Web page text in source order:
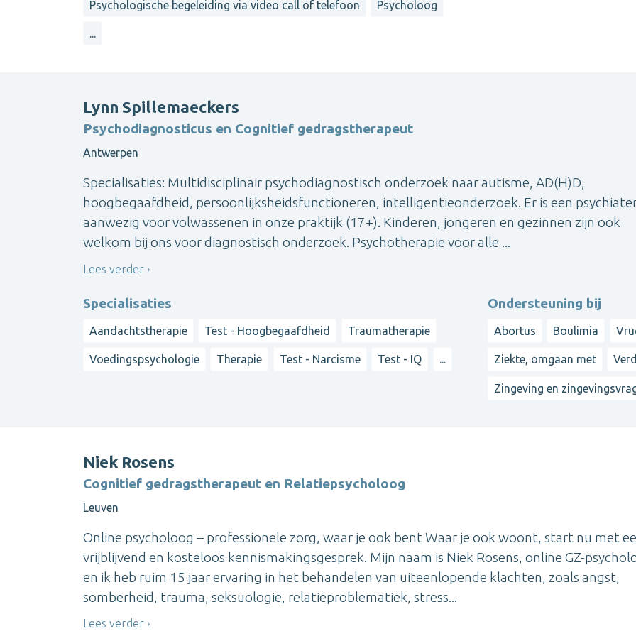
Psychologische begeleiding via video call of telefoon Psycholoog
...
Lynn Spillemaeckers
Psychodiagnosticus en Cognitief gedragstherapeut
Antwerpen
Specialisaties: Multidisciplinair psychodiagnostisch onderzoek naar autisme, AD(H)D,
hoogbegaafdheid, persoonlijksheidsfunctioneren, intelligentieonderzoek. Er is een
aanwezig voor volwassenen in onze praktijk (17+). Kinderen, jongeren en gezinnen zijn ook
welkom bij ons voor diagnostisch onderzoek. Psychotherapie voor alle ...
Lees verder
Specialisaties
Aandachtstherapie Test - Hoogbegaafdheid Traumatherapie
Voedingspsychologie Therapie Test - Narcisme Test - IQ ...
Ondersteuning bij
Abortus Boulimia
Ziekte, omgaan met
Zingeving en
Niek Rosens
Cognitief gedragstherapeut en Relatiepsycholoog
Leuven
Online psycholoog – professionele zorg, waar je ook bent Waar je ook woont, start nu met
vrijblijvend en kosteloos kennismakingsgesprek. Mijn naam is Niek Rosens, online GZ-
en ik heb ruim 15 jaar ervaring in het behandelen van uiteenlopende klachten, zoals angst,
somberheid, trauma, seksuologie, relatieproblematiek, stress...
Lees verder